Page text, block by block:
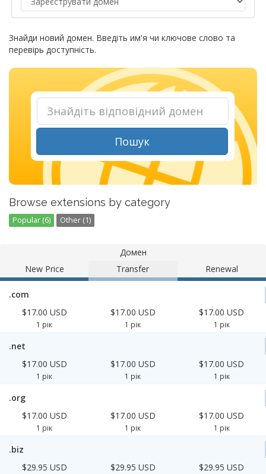
Знайди новий домен. Введіть им'я чи ключове слово та
перевірь доступність.
Пошук
Browse extensions by category
Popular (6) Other (1)
Домен
New Price
Transfer Renewal
.com
$17.00 USD
1 рік
$17.00 USD
1 рік
$17.00 USD
1 рік
.net
$17.00 USD
1 рік
$17.00 USD
1 рік
$17.00 USD
1 рік
.org
$17.00 USD
1 рік
$17.00 USD
1 рік
$17.00 USD
1 рік
.biz
$29.95 USD
$29.95 USD $29.95 USD